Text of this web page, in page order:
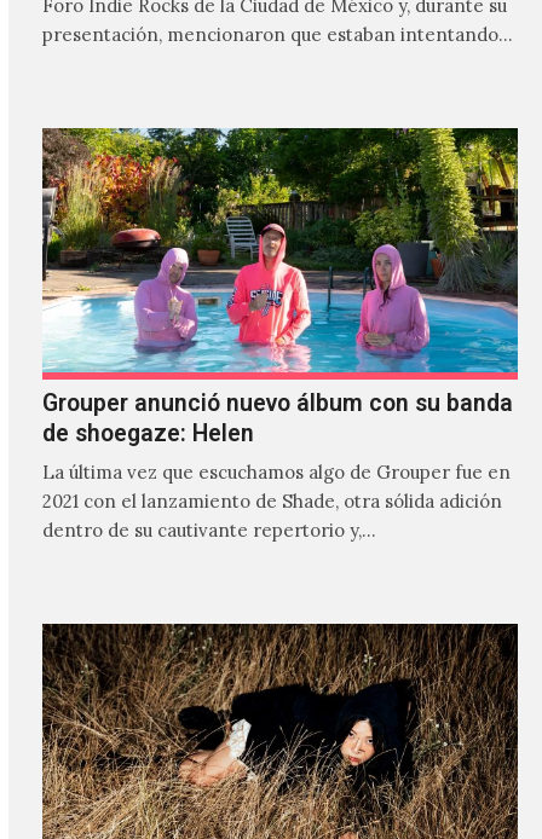
Foro Indie Rocks de la Ciudad de México y, durante su
presentación, mencionaron que estaban intentando…
Grouper anunció nuevo álbum con su banda
de shoegaze: Helen
La última vez que escuchamos algo de Grouper fue en
2021 con el lanzamiento de Shade, otra sólida adición
dentro de su cautivante repertorio y,…